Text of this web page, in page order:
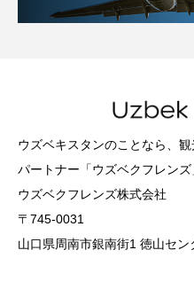
ウズベキスタンのことなら、
パートナー「ウズベクフレンズ
ウズベクフレンズ株式会社
〒745-0031
山口県周南市銀南街1 徳山セン